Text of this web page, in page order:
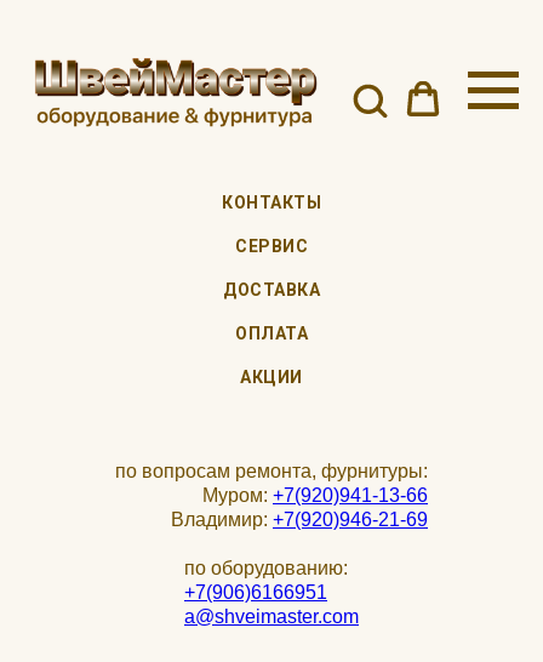
КОНТАКТЫ
СЕРВИС
ДОСТАВКА
ОПЛАТА
АКЦИИ
по вопросам ремонта, фурнитуры:
Муром: +7(920)941-13-66
Владимир: +7(920)946-21-69
по оборудованию:
+7(906)6166951
a@shveimaster.com